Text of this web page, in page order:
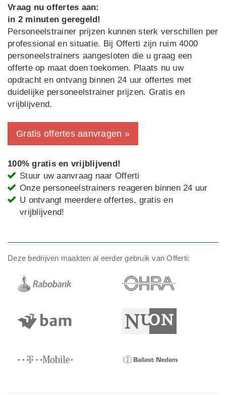
Vraag nu offertes aan:
in 2 minuten geregeld!
Personeelstrainer prijzen kunnen sterk verschillen per
professional en situatie. Bij Offerti zijn ruim 4000
personeelstrainers aangesloten die u graag een
offerte op maat doen toekomen. Plaats nu uw
opdracht en ontvang binnen 24 uur offertes met
duidelijke personeelstrainer prijzen. Gratis en
vrijblijvend.
Gratis offertes aanvragen »
100% gratis en vrijblijvend!
Stuur uw aanvraag naar Offerti
Onze personeelstrainers reageren binnen 24 uur
U ontvangt meerdere offertes, gratis en
vrijblijvend!
Deze bedrijven maakten al eerder gebruik van Offerti: